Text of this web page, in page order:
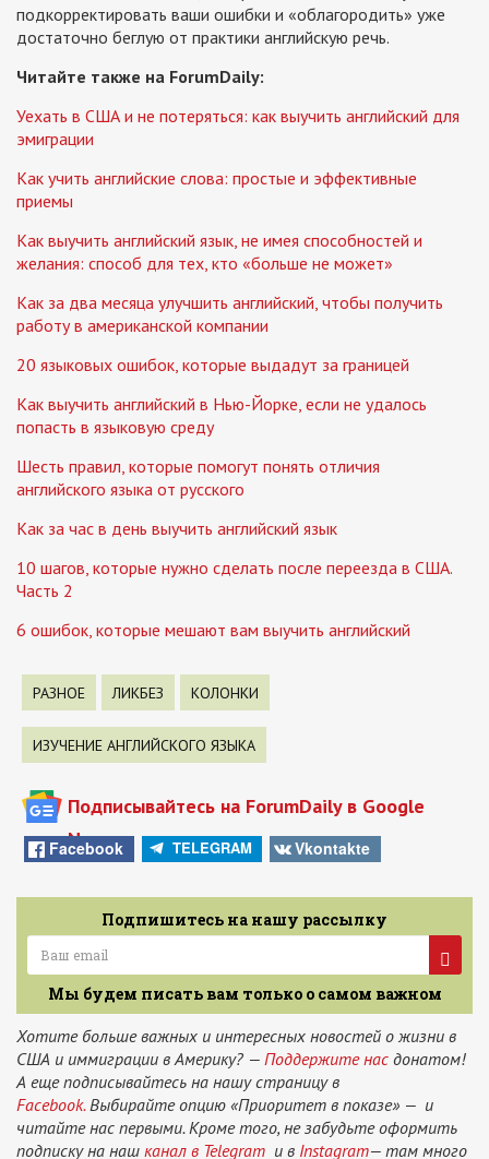
подкорректировать ваши ошибки и «облагородить» уже
достаточно беглую от практики английскую речь.
Читайте также на ForumDaily:
Уехать в США и не потеряться: как выучить английский для
эмиграции
Как учить английские слова: простые и эффективные
приемы
Как выучить английский язык, не имея способностей и
желания: способ для тех, кто «больше не может»
Как за два месяца улучшить английский, чтобы получить
работу в американской компании
20 языковых ошибок, которые выдадут за границей
Как выучить английский в Нью-Йорке, если не удалось
попасть в языковую среду
Шесть правил, которые помогут понять отличия
английского языка от русского
Как за час в день выучить английский язык
10 шагов, которые нужно сделать после переезда в США.
Часть 2
6 ошибок, которые мешают вам выучить английский
РАЗНОЕ ЛИКБЕЗ КОЛОНКИ
ИЗУЧЕНИЕ АНГЛИЙСКОГО ЯЗЫКА
Подписывайтесь на ForumDaily в Google
News
Facebook TELEGRAM Vkontakte
Подпишитесь на нашу рассылку
Мы будем писать вам только о самом важном
Хотите больше важных и интересных новостей о жизни в
США и иммиграции в Америку? — Поддержите нас донатом!
А еще подписывайтесь на нашу страницу в
Facebook.Выбирайте опцию «Приоритет в показе» — и
читайте нас первыми. Кроме того, не забудьте оформить
подписку на наш канал в Telegram и в Instagram— там много